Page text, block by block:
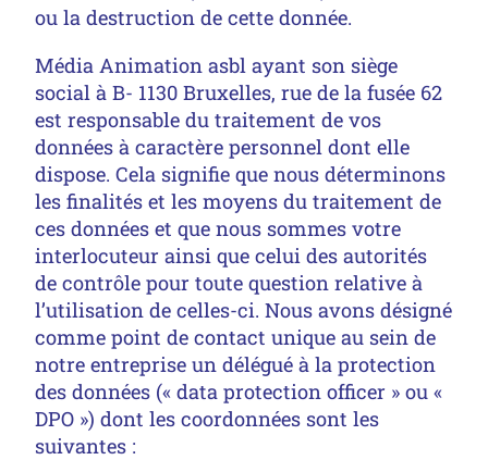
ou la destruction de cette donnée.
Média Animation asbl ayant son siège
social à B- 1130 Bruxelles, rue de la fusée 62
est responsable du traitement de vos
données à caractère personnel dont elle
dispose. Cela signifie que nous déterminons
les finalités et les moyens du traitement de
ces données et que nous sommes votre
interlocuteur ainsi que celui des autorités
de contrôle pour toute question relative à
l’utilisation de celles-ci. Nous avons désigné
comme point de contact unique au sein de
notre entreprise un délégué à la protection
des données (« data protection officer » ou «
DPO ») dont les coordonnées sont les
suivantes :